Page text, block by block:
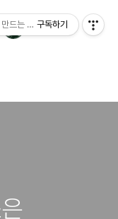
드는 이야기 : 산지니출판사 블
구독하기